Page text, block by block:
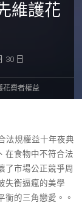
維護花
30 日
花費者權益
法規權益十年夜典
在食物中不符合法
了市場公正競爭周
失衡逼瘋的美學
衡的三角戀愛。。